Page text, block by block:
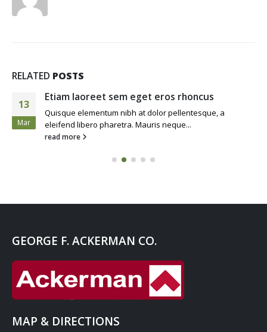
RELATED POSTS
13
Mar
Etiam laoreet sem eget eros rhoncus
Quisque elementum nibh at dolor pellentesque, a
eleifend libero pharetra. Mauris neque...
read more
GEORGE F. ACKERMAN CO.
MAP & DIRECTIONS